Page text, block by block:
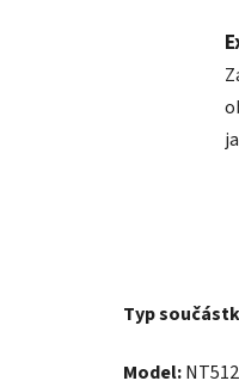
Typ
Model: